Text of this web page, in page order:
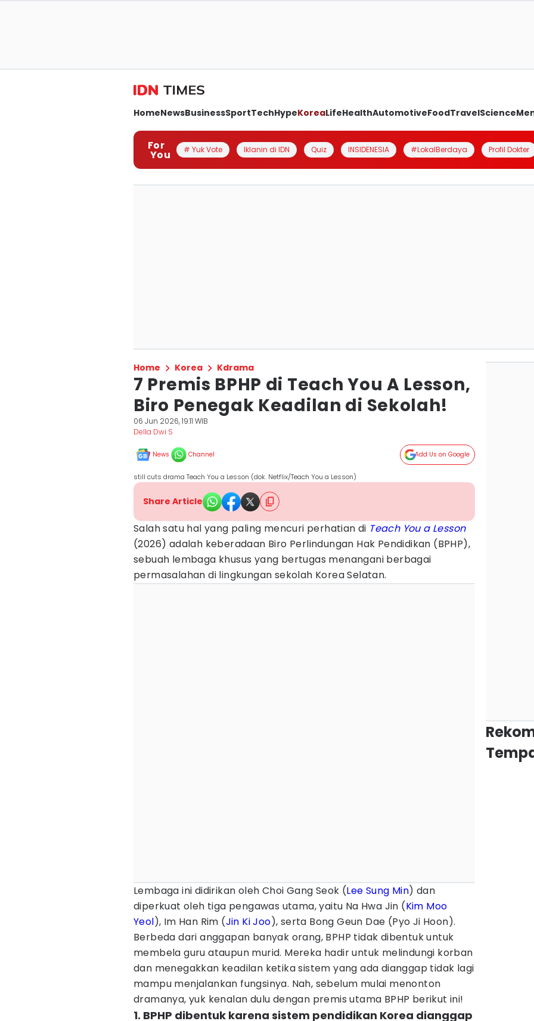
HomeNewsBusinessSportTechHypeKoreaLifeHealthAutomotiveFoodTravelScience
For
You # Yuk Vote Iklanin di IDN Quiz INSIDENESIA #LokalBerdaya Profil Dokter
Home Korea Kdrama
7 Premis BPHP di Teach You A Lesson,
Biro Penegak Keadilan di Sekolah!
06 Jun 2026, 19:11 WIB
Della Dwi S
News Channel Add Us on Google
still cuts drama Teach You a Lesson (dok. Netflix/Teach You a Lesson)
Share Article
Salah satu hal yang paling mencuri perhatian di Teach You a Lesson
(2026) adalah keberadaan Biro Perlindungan Hak Pendidikan (BPHP),
sebuah lembaga khusus yang bertugas menangani berbagai
permasalahan di lingkungan sekolah Korea Selatan.
Lembaga ini didirikan oleh Choi Gang Seok (Lee Sung Min) dan
diperkuat oleh tiga pengawas utama, yaitu Na Hwa Jin (Kim Moo
Yeol), Im Han Rim (Jin Ki Joo), serta Bong Geun Dae (Pyo Ji Hoon).
Berbeda dari anggapan banyak orang, BPHP tidak dibentuk untuk
membela guru ataupun murid. Mereka hadir untuk melindungi korban
dan menegakkan keadilan ketika sistem yang ada dianggap tidak lagi
mampu menjalankan fungsinya. Nah, sebelum mulai menonton
dramanya, yuk kenalan dulu dengan premis utama BPHP berikut ini!
1. BPHP dibentuk karena sistem pendidikan Korea dianggap